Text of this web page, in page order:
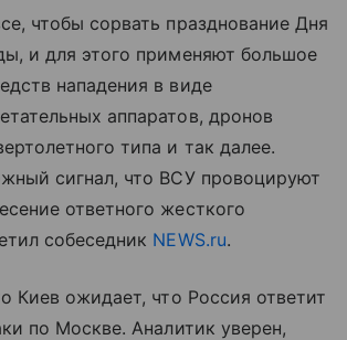
чтобы сорвать празднование Дня
и для этого применяют большое
нападения в виде
аппаратов, дронов
типа и так далее.
сигнал, что ВСУ провоцируют
ответного жесткого
собеседник NEWS.ru.
Киев ожидает, что Россия ответит
по Москве. Аналитик уверен,